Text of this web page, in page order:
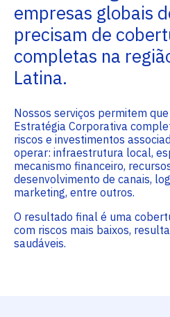
empresas globais
precisam de
completas na
Latina.
Nossos serviços permitem
Estratégia Corporativa
riscos e investimentos
operar: infraestrutura local,
mecanismo financeiro,
desenvolvimento de canais,
marketing, entre outros.
O resultado final é uma
com riscos mais baixos,
saudáveis.